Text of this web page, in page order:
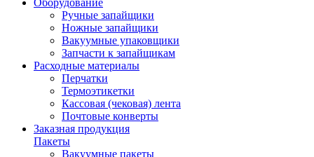
Ручные запайщики
Ножные запайщики
Вакуумные упаковщики
Запчасти к запайщикам
Расходные материалы
Перчатки
Термоэтикетки
Кассовая (чековая) лента
Почтовые конверты
Заказная продукция
Пакеты
Вакуумные пакеты